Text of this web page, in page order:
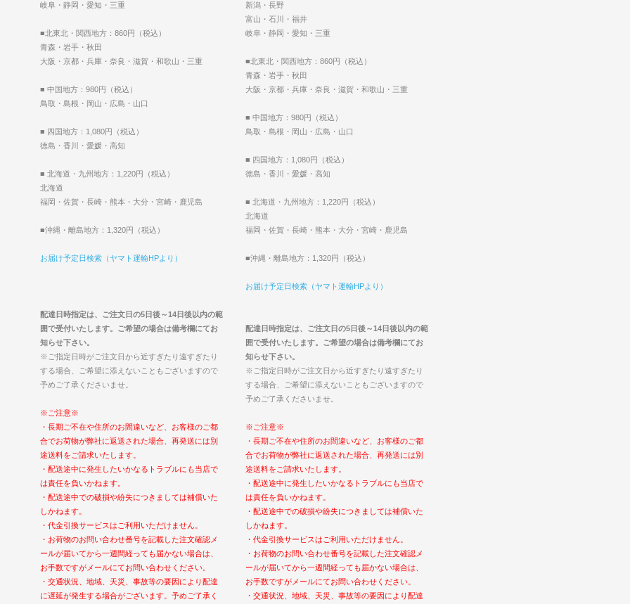
岐阜・静岡・愛知・三重
■北東北・関西地方：860円（税込）
青森・岩手・秋田
大阪・京都・兵庫・奈良・滋賀・和歌山・三重
■ 中国地方：980円（税込）
鳥取・島根・岡山・広島・山口
■ 四国地方：1,080円（税込）
徳島・香川・愛媛・高知
■ 北海道・九州地方：1,220円（税込）
北海道
福岡・佐賀・長崎・熊本・大分・宮崎・鹿児島
■沖縄・離島地方：1,320円（税込）
お届け予定日検索（ヤマト運輸HPより）
配達日時指定は、ご注文日の5日後～14日後以内の範
囲で受付いたします。ご希望の場合は備考欄にてお
知らせ下さい。
※ご指定日時がご注文日から近すぎたり遠すぎたり
する場合、ご希望に添えないこともございますので
予めご了承くださいませ。
※ご注意※
・長期ご不在や住所のお間違いなど、お客様のご都
合でお荷物が弊社に返送された場合、再発送には別
途送料をご請求いたします。
・配送途中に発生したいかなるトラブルにも当店で
は責任を負いかねます。
・配送途中での破損や紛失につきましては補償いた
しかねます。
・代金引換サービスはご利用いただけません。
・お荷物のお問い合わせ番号を記載した注文確認メ
ールが届いてから一週間経っても届かない場合は、
お手数ですがメールにてお問い合わせください。
・交通状況、地域、天災、事故等の要因により配達
に遅延が発生する場合がございます。予めご了承く
新潟・長野
富山・石川・福井
岐阜・静岡・愛知・三重
■北東北・関西地方：860円（税込）
青森・岩手・秋田
大阪・京都・兵庫・奈良・滋賀・和歌山・三重
■ 中国地方：980円（税込）
鳥取・島根・岡山・広島・山口
■ 四国地方：1,080円（税込）
徳島・香川・愛媛・高知
■ 北海道・九州地方：1,220円（税込）
北海道
福岡・佐賀・長崎・熊本・大分・宮崎・鹿児島
■沖縄・離島地方：1,320円（税込）
お届け予定日検索（ヤマト運輸HPより）
配達日時指定は、ご注文日の5日後～14日後以内の範
囲で受付いたします。ご希望の場合は備考欄にてお
知らせ下さい。
※ご指定日時がご注文日から近すぎたり遠すぎたり
する場合、ご希望に添えないこともございますので
予めご了承くださいませ。
※ご注意※
・長期ご不在や住所のお間違いなど、お客様のご都
合でお荷物が弊社に返送された場合、再発送には別
途送料をご請求いたします。
・配送途中に発生したいかなるトラブルにも当店で
は責任を負いかねます。
・配送途中での破損や紛失につきましては補償いた
しかねます。
・代金引換サービスはご利用いただけません。
・お荷物のお問い合わせ番号を記載した注文確認メ
ールが届いてから一週間経っても届かない場合は、
お手数ですがメールにてお問い合わせください。
・交通状況、地域、天災、事故等の要因により配達